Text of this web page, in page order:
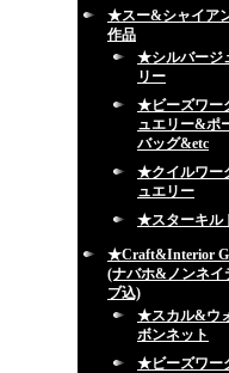
★スー&シャイア
作品
★シルバージ
リー
★ビーズワー
ュエリー&ポ
バッグ&etc
★クイルワー
ュエリー
★スターキル
★Craft&Interior
(ナバホ&ノンネイ
ブ込)
★スカル&ウ
ボンネット
★ビーズワー